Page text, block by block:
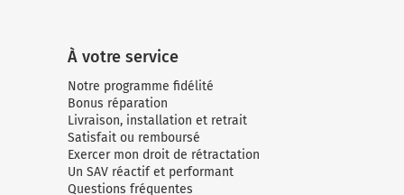
À votre service
Notre programme fidélité
Bonus réparation
Livraison, installation et retrait
Satisfait ou remboursé
Exercer mon droit de rétractation
Un SAV réactif et performant
Questions fréquentes